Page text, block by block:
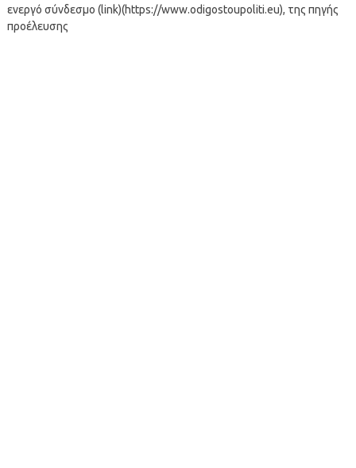
ενεργό σύνδεσμο (link)(https://www.odigostoupoliti.eu), της πηγής
προέλευσης